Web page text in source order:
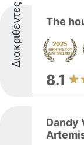
Διακριθέντες The
8.1
Dandy